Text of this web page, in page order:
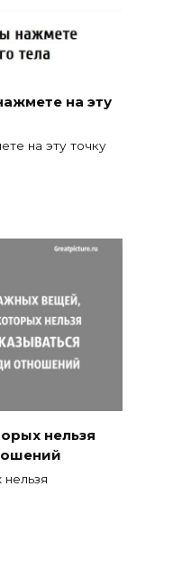
на эту
на эту точку
нельзя